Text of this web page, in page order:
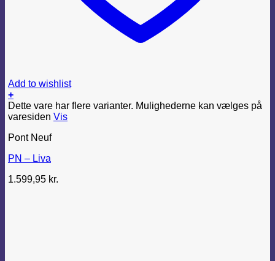
Add to wishlist
+
Dette vare har flere varianter. Mulighederne kan vælges på
varesiden Vis
Pont Neuf
PN – Liva
1.599,95 kr.